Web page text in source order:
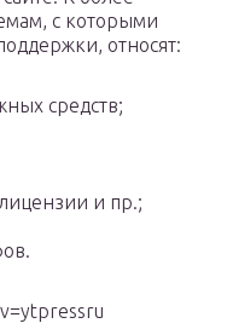
с которыми
относят:
средств;
и пр.;